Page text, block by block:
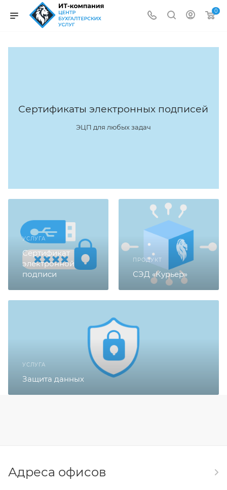
0
Сертификаты электронных подписей
ЭЦП для любых задач
УСЛУГА
Сертификат
электронной
подписи
ПРОДУКТ
СЭД «Курьер»
УСЛУГА
Защита данных
Адреса офисов